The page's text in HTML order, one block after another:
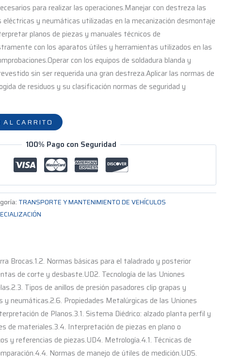
para realizar las operaciones.Manejar con destreza las
y neumáticas utilizadas en la mecanización desmontaje
planos de piezas y manuales técnicos de
con los aparatos útiles y herramientas utilizados en las
con los equipos de soldadura blanda y
sin ser requerida una gran destreza.Aplicar las normas de
de residuos y su clasificación normas de seguridad y
CARRITO
100% Pago con Seguridad
TRANSPORTE Y MANTENIMIENTO DE VEHÍCULOS
Brocas.1.2. Normas básicas para el taladrado y posterior
de corte y desbaste.UD2. Tecnología de las Uniones
Tipos de anillos de presión pasadores clip grapas y
neumáticas.2.6. Propiedades Metalúrgicas de las Uniones
de Planos.3.1. Sistema Diédrico: alzado planta perfil y
de materiales.3.4. Interpretación de piezas en plano o
y referencias de piezas.UD4. Metrología.4.1. Técnicas de
Normas de manejo de útiles de medición.UD5.